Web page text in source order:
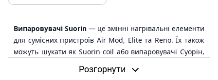
Випаровувачі Suorin — це змінні нагрівальні елементи
для сумісних пристроїв Air Mod, Elite та Reno. Їх також
можуть шукати як Suorin coil або випаровувачі Суорін,
на точну модель пристрою та серію витратника.
Розгорнути